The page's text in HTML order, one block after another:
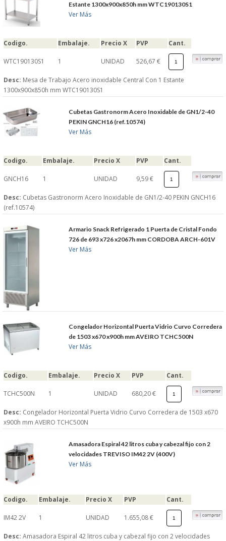
Estante 1300x900x850h mm WTC190130S1
Ver Más
Codigo. Embalaje. Precio X PVP Cant.
WTC190130S1 1 UNIDAD 526,67 €
Desc: Mesa de Trabajo Acero inoxidable Central Con 1 Estante
1300x900x850h mm WTC190130S1
Cubetas Gastronorm Acero Inoxidable de GN1/2-40
PEKIN GNCH16 (ref.10574)
Ver Más
Codigo. Embalaje. Precio X PVP Cant.
GNCH16 1 UNIDAD 9,59 €
Desc: Cubetas Gastronorm Acero Inoxidable de GN1/2-40 PEKIN GNCH16
(ref.10574)
Armario Snack Refrigerado 1 Puerta de Cristal Fondo
726 de 693 x726 x2067h mm CORDOBA ARCH-601V
Ver Más
Congelador Horizontal Puerta Vidrio Curvo Corredera
de 1503 x670 x900h mm AVEIRO TCHC500N
Ver Más
Codigo. Embalaje. Precio X PVP Cant.
TCHC500N 1 UNIDAD 680,20 €
Desc: Congelador Horizontal Puerta Vidrio Curvo Corredera de 1503 x670
x900h mm AVEIRO TCHC500N
Amasadora Espiral 42 litros cuba y cabezal fijo con 2
velocidades TREVISO IM42 2V (400V)
Ver Más
Codigo. Embalaje. Precio X PVP Cant.
IM42 2V 1 UNIDAD 1.655,08 €
Desc: Amasadora Espiral 42 litros cuba y cabezal fijo con 2 velocidades